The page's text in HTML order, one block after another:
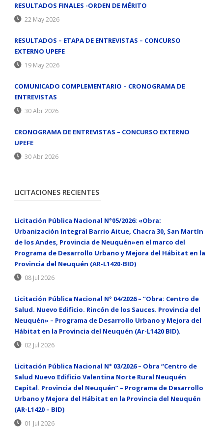
RESULTADOS FINALES -ORDEN DE MÉRITO
22 May 2026
RESULTADOS – ETAPA DE ENTREVISTAS – CONCURSO
EXTERNO UPEFE
19 May 2026
COMUNICADO COMPLEMENTARIO – CRONOGRAMA DE
ENTREVISTAS
30 Abr 2026
CRONOGRAMA DE ENTREVISTAS – CONCURSO EXTERNO
UPEFE
30 Abr 2026
LICITACIONES RECIENTES
Licitación Pública Nacional N°05/2026: «Obra:
Urbanización Integral Barrio Aitue, Chacra 30, San Martín
de los Andes, Provincia de Neuquén»en el marco del
Programa de Desarrollo Urbano y Mejora del Hábitat en la
Provincia del Neuquén (AR-L1420-BID)
08 Jul 2026
Licitación Pública Nacional N° 04/2026 – “Obra: Centro de
Salud. Nuevo Edificio. Rincón de los Sauces. Provincia del
Neuquén» – Programa de Desarrollo Urbano y Mejora del
Hábitat en la Provincia del Neuquén (Ar-L1420 BID).
02 Jul 2026
Licitación Pública Nacional N° 03/2026 – Obra “Centro de
Salud Nuevo Edificio Valentina Norte Rural Neuquén
Capital. Provincia del Neuquén” – Programa de Desarrollo
Urbano y Mejora del Hábitat en la Provincia del Neuquén
(AR-L1420 – BID)
01 Jul 2026